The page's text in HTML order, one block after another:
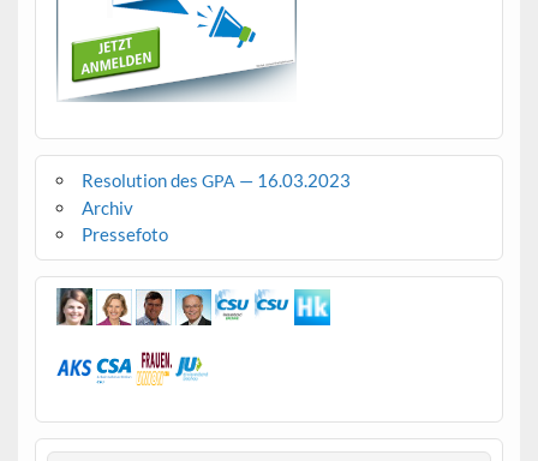
Resolution des GPA — 16.03.2023
Archiv
Pressefoto